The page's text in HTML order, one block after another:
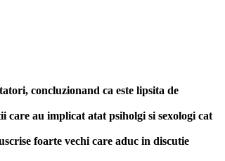
concluzionand ca este lipsita de
care au implicat atat psiholgi si sexologi cat
foarte vechi care aduc in discutie